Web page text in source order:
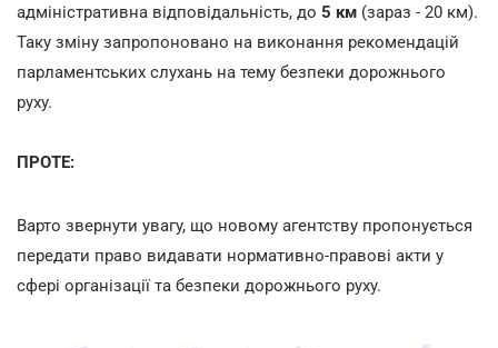
адміністративна відповідальність, до 5 км (зараз - 20 км).
Таку зміну запропоновано на виконання рекомендацій
парламентських слухань на тему безпеки дорожнього
руху.
ПРОТЕ:
Варто звернути увагу, що новому агентству пропонується
передати право видавати нормативно-правові акти у
сфері організації та безпеки дорожнього руху.